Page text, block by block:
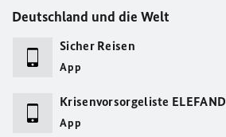
Deutschland und die Welt
Sicher Reisen
App
Krisenvorsorgeliste ELEFAND
App